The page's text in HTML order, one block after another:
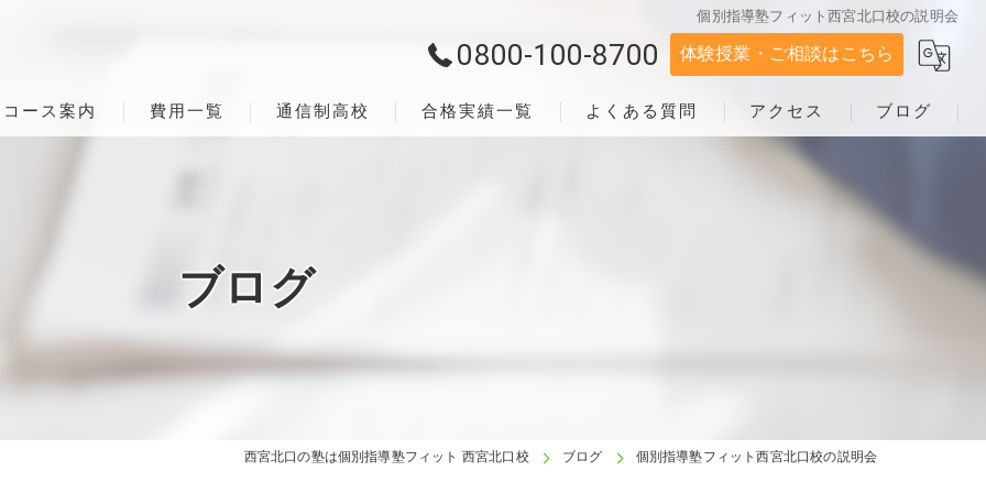
個別指導塾フィット西宮北口校の説明会
0800-100-8700 体験授業・ご相談はこちら
コース案内 費用一覧 通信制高校 合格実績一覧 よくある質問 アクセス ブログ
ブログ
西宮北口の塾は個別指導塾フィット 西宮北口校 ブログ 個別指導塾フィット西宮北口校の説明会